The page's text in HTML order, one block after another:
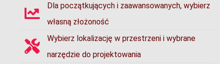
Dla początkujących i zaawansowanych, wybierz
własną złożoność
Wybierz lokalizację w przestrzeni i wybrane
narzędzie do projektowania